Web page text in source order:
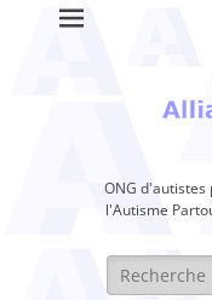
ONG d'autistes
l'Autisme
Rechercher :